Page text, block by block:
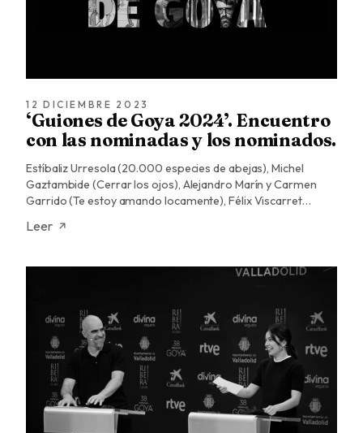
12 DICIEMBRE 2023
‘Guiones de Goya 2024’. Encuentro
con las nominadas y los nominados.
Estíbaliz Urresola (20.000 especies de abejas), Michel
Gaztambide (Cerrar los ojos), Alejandro Marín y Carmen
Garrido (Te estoy amando locamente), Félix Viscarret…
Leer